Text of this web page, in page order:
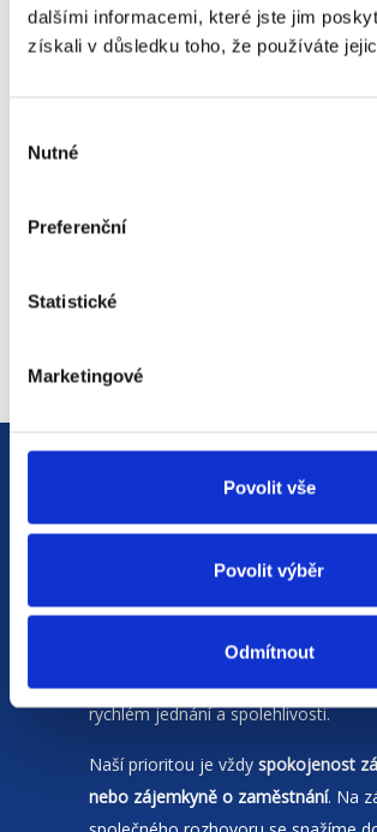
dalšími informacemi, které jste jim
získali v důsledku toho, že používáte
souhlasu
Nutné
Preferenční
Statistické
Marketingové
Povolit vše
Povolit výběr
Odmítnout
JsmeHR agenturas pobočkami v
Moravskoslezském krajia Polsku.
rychlém jednání a spolehlivosti.
Naší prioritou je vždy spokojenost
nebo zájemkyně o zaměstnání. Na